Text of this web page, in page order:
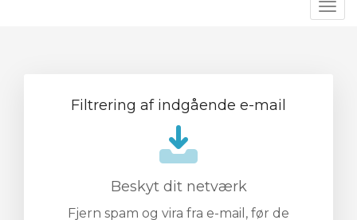
Filtrering af indgående e-mail
Beskyt dit netværk
Fjern spam og vira fra e-mail, før de